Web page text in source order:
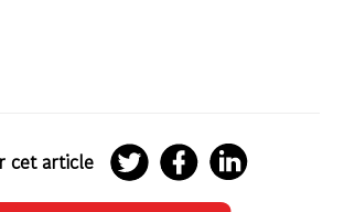
cet article
Partager
sur
Twitter
Partager
sur
Facebook
Partager
sur